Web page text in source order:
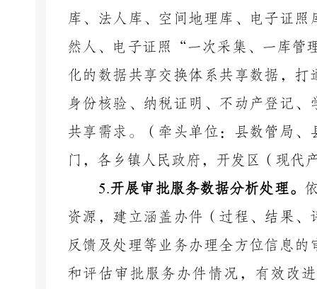
库、法人库、空间地理库、电子证
然人、电子证照
“一次采集、一库管
化的数据共享交换体系共享数据，
身份核验、纳税证明、不动产登记
共享需求。（牵头单位：县数管局
门，各乡镇人民政府，开发区（现代
5.开展审批服务数据分析处理。
资源，建立涵盖办件（过程、结果
反馈及处理等业务办理全方位信息
和评估审批服务办件情况，有效改